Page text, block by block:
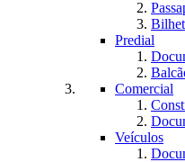
Predial
Comercial
Veículos